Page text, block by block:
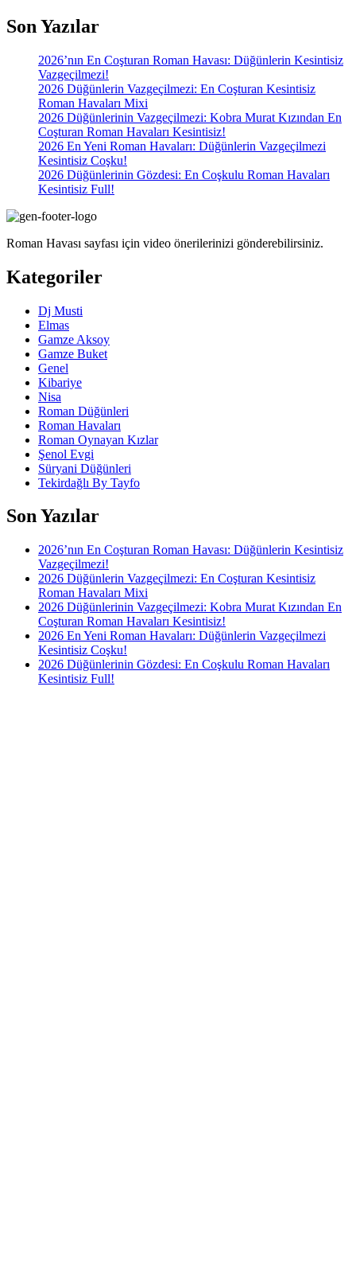
Son Yazılar
2026’nın En Coşturan Roman Havası: Düğünlerin Kesintisiz
Vazgeçilmezi!
2026 Düğünlerin Vazgeçilmezi: En Coşturan Kesintisiz
Roman Havaları Mixi
2026 Düğünlerinin Vazgeçilmezi: Kobra Murat Kızından En
Coşturan Roman Havaları Kesintisiz!
2026 En Yeni Roman Havaları: Düğünlerin Vazgeçilmezi
Kesintisiz Coşku!
2026 Düğünlerinin Gözdesi: En Coşkulu Roman Havaları
Kesintisiz Full!
Roman Havası sayfası için video önerilerinizi gönderebilirsiniz.
Kategoriler
Dj Musti
Elmas
Gamze Aksoy
Gamze Buket
Genel
Kibariye
Nisa
Roman Düğünleri
Roman Havaları
Roman Oynayan Kızlar
Şenol Evgi
Süryani Düğünleri
Tekirdağlı By Tayfo
Son Yazılar
2026’nın En Coşturan Roman Havası: Düğünlerin Kesintisiz
Vazgeçilmezi!
2026 Düğünlerin Vazgeçilmezi: En Coşturan Kesintisiz
Roman Havaları Mixi
2026 Düğünlerinin Vazgeçilmezi: Kobra Murat Kızından En
Coşturan Roman Havaları Kesintisiz!
2026 En Yeni Roman Havaları: Düğünlerin Vazgeçilmezi
Kesintisiz Coşku!
2026 Düğünlerinin Gözdesi: En Coşkulu Roman Havaları
Kesintisiz Full!